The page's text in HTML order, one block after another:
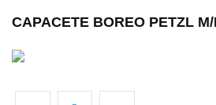
CAPACETE BOREO PETZL